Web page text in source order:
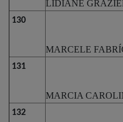
LIDIANE
130
MARCELE
131
MARCIA
132